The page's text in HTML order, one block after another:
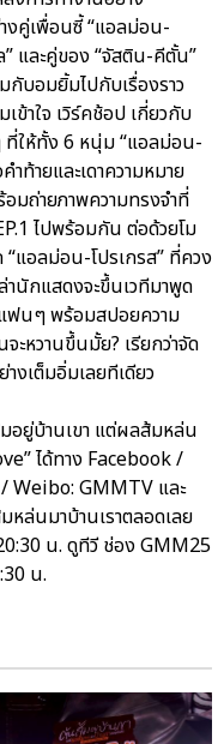
งคู่เพื่อนซี้ “แอลม่อน-
และคู่ของ “จัสติน-คีตั้น”
กับอมยิ้มไปกับเรื่องราว
ข้าใจ เวิร์คช้อป เกี่ยวกับ
ที่ให้ทั้ง 6 หนุ่ม “แอลม่อน-
ท้ายและเดาความหมาย
มถ่ายภาพความทรงจำที่
ไปพร้อมกัน ต่อด้วยโม
แอลม่อน-โปรเกรส” ที่ควง
นักแสดงจะขึ้นเวทีมาพูด
ฟนๆ พร้อมสปอยความ
ะหวานขึ้นมั้ย? เรียกว่าจัด
งเต็มอิ่มเลยทีเดียว
อยู่บ้านเขา แต่ผลส้มหล่น
ได้ทาง Facebook /
GMMTV และ
ล่นมาบ้านเราตลอดเลย
น. ดูทีวี ช่อง GMM25
น.